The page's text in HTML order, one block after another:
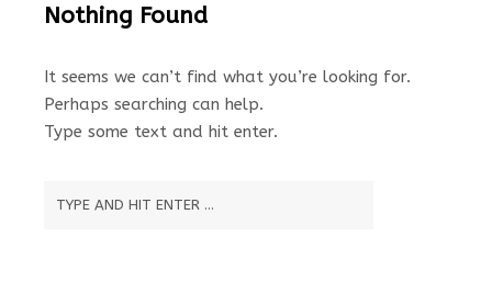
Nothing Found
It seems we can’t find what you’re looking for.
Perhaps searching can help.
Type some text and hit enter.